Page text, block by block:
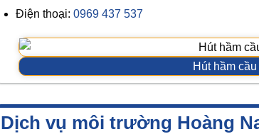
Điện thoại: 0969 437 537
Hút hầm
Dịch vụ môi trường Hoàng